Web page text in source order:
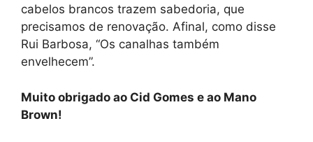
cabelos brancos trazem sabedoria, que
precisamos de renovação. Afinal, como disse
Rui Barbosa, “Os canalhas também
envelhecem”.
Muito obrigado ao Cid Gomes e ao Mano
Brown!